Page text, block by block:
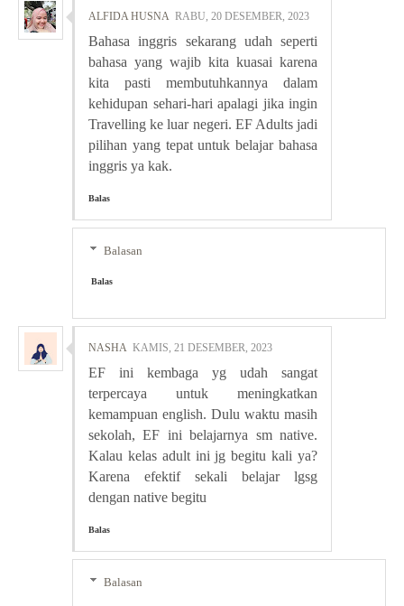
ALFIDA HUSNA RABU, 20 DESEMBER, 2023
Bahasa inggris sekarang udah seperti
bahasa yang wajib kita kuasai karena
kita pasti membutuhkannya dalam
kehidupan sehari-hari apalagi jika ingin
Travelling ke luar negeri. EF Adults jadi
pilihan yang tepat untuk belajar bahasa
inggris ya kak.
Balas
Balasan
Balas
NASHA KAMIS, 21 DESEMBER, 2023
EF ini kembaga yg udah sangat
terpercaya untuk meningkatkan
kemampuan english. Dulu waktu masih
sekolah, EF ini belajarnya sm native.
Kalau kelas adult ini jg begitu kali ya?
Karena efektif sekali belajar lgsg
dengan native begitu
Balas
Balasan